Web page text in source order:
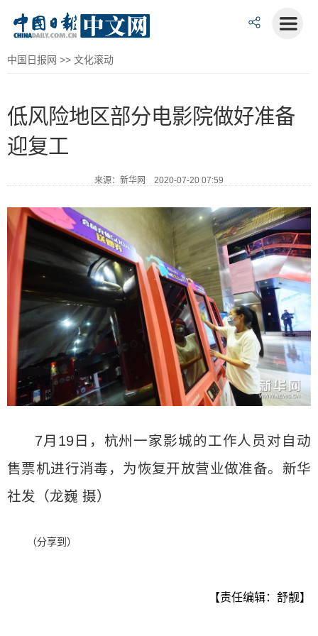
中国日报网 >> 文化滚动
低风险地区部分电影院做好准备
迎复工
来源：新华网 2020-07-20 07:59
7月19日，杭州一家影城的工作人员对自动
售票机进行消毒，为恢复开放营业做准备。新华
社发（龙巍 摄）
（分享到）
【责任编辑：舒靓】